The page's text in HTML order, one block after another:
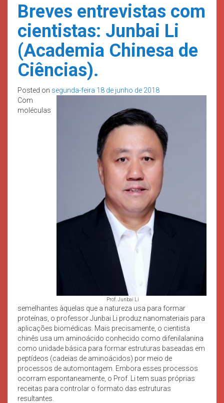
Breves entrevistas com
cientistas: Junbai Li
(Academia Chinesa de
Ciências).
Posted on segunda-feira 18 de junho de 2018
Prof. Junbai Li
Com
moléculas
semelhantes àquelas que a natureza usa para formar
proteínas, o professor Junbai Li produz nanomateriais para
aplicações biomédicas. Mais precisamente, o cientista
chinês usa um aminoácido conhecido como difenilalanina
como unidade básica para formar estruturas baseadas em
peptídeos (cadeias de aminoácidos) por meio de
processos de automontagem. Embora esses processos
ocorram espontaneamente, o Prof. Li tem suas próprias
receitas para controlar o formato das estruturas
resultantes.